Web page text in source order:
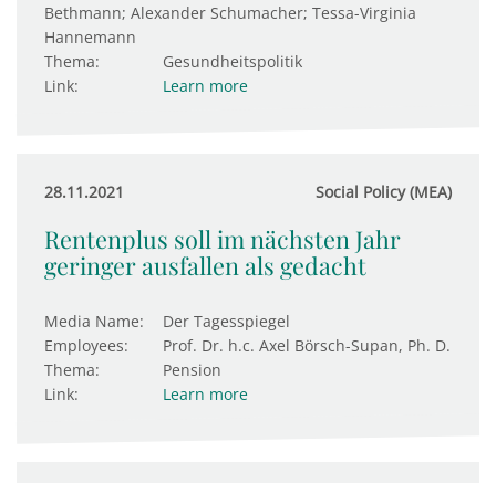
Bethmann; Alexander Schumacher; Tessa-Virginia
Hannemann
Thema:
Gesundheitspolitik
Link:
Learn more
28.11.2021 Social Policy (MEA)
Rentenplus soll im nächsten Jahr
geringer ausfallen als gedacht
Media Name:
Der Tagesspiegel
Employees:
Prof. Dr. h.c. Axel Börsch-Supan, Ph. D.
Thema:
Pension
Link:
Learn more